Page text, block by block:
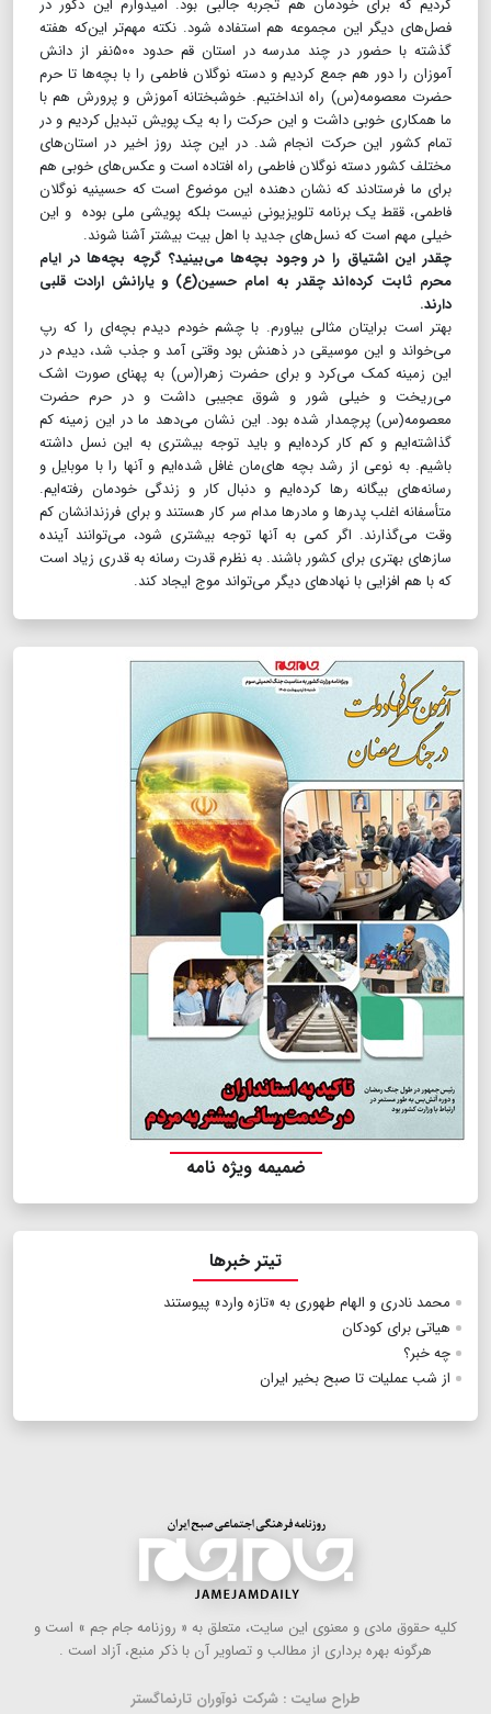
فصل‌های دیگر این مجموعه هم استفاده شود. نکته مهم‌تر این‌که هفته
گذشته با حضور در چند مدرسه در استان قم حدود ۵۰۰نفر از دانش
آموزان را دور هم جمع کردیم و دسته نوگلان فاطمی را با بچه‌ها تا حرم
حضرت معصومه(س) راه انداختیم. خوشبختانه آموزش و پرورش هم با
ما همکاری خوبی داشت و این حرکت را به یک پویش تبدیل کردیم و در
تمام کشور این حرکت انجام شد. در این چند روز اخیر در استان‌های
مختلف کشور دسته نوگلان فاطمی راه افتاده است و عکس‌های خوبی هم
برای ما فرستادند که نشان دهنده این موضوع است که حسینیه نوگلان
فاطمی، ققط یک برنامه تلویزیونی نیست بلکه پویشی ملی بوده و این
خیلی مهم است که نسل‌های جدید با اهل بیت بیشتر آشنا شوند.
چقدر این اشتیاق را در وجود بچه‌ها می‌بینید؟ گرچه بچه‌ها در ایام
محرم ثابت کرده‌اند چقدر به امام حسین(ع) و یارانش ارادت قلبی
دارند.
بهتر است برایتان مثالی بیاورم. با چشم خودم دیدم بچه‌ای را که رپ
می‌خواند و این موسیقی در ذهنش بود وقتی آمد و جذب شد، دیدم در
این زمینه کمک می‌کرد و برای حضرت زهرا(س) به پهنای صورت اشک
می‌ریخت و خیلی شور و شوق عجیبی داشت و در حرم حضرت
معصومه(س) پرچمدار شده بود. این نشان می‌دهد ما در این زمینه کم
گذاشته‌ایم و کم کار کرده‌ایم و باید توجه بیشتری به این نسل داشته
باشیم. به نوعی از رشد بچه های‌مان غافل شده‌ایم و آنها را با موبایل و
رسانه‌های بیگانه رها کرده‌ایم و دنبال کار و زندگی خودمان رفته‌ایم.
متأسفانه اغلب پدرها و مادرها مدام سر کار هستند و برای فرزندانشان کم
وقت می‌گذارند. اگر کمی به آنها توجه بیشتری شود، می‌توانند آینده
سازهای بهتری برای کشور باشند. به نظرم قدرت رسانه به قدری زیاد است
که با هم افزایی با نهادهای دیگر می‌تواند موج ایجاد کند.
ضمیمه ویژه نامه
تیتر خبرها
محمد نادری و الهام طهوری به «تازه وارد» پیوستند
هیاتی برای کودکان
چه خبر؟
از شب‌ عملیات تا صبح بخیر ایران
كلیه حقوق مادی و معنوی این سایت، متعلق به « روزنامه جام جم » است و
هرگونه بهره ‌برداری از مطالب و تصاویر آن با ذكر منبع، آزاد است .
طراح سایت : شرکت نوآوران تارنماگستر